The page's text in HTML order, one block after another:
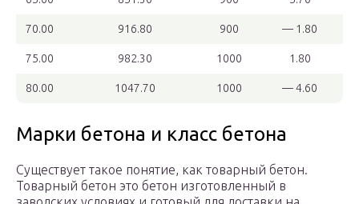
70.00 916.80 900 — 1.80
75.00 982.30 1000 1.80
80.00 1047.70 1000 — 4.60
Марки бетона и класс бетона
Существует такое понятие, как товарный бетон.
Товарный бетон это бетон изготовленный в